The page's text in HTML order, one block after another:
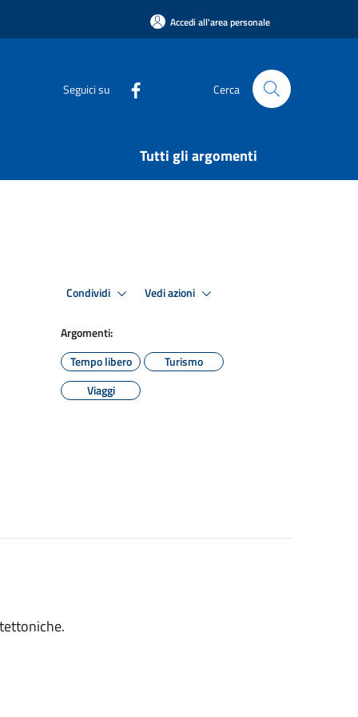
Accedi all'area personale
Seguici su Cerca
Tutti gli argomenti
Condividi Vedi azioni
Argomenti:
Tempo libero
Turismo
Viaggi